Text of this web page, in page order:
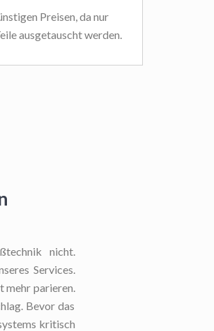
Preisen, da nur
ausgetauscht werden.
nicht.
Services.
mehr parieren.
Bevor das
kritisch